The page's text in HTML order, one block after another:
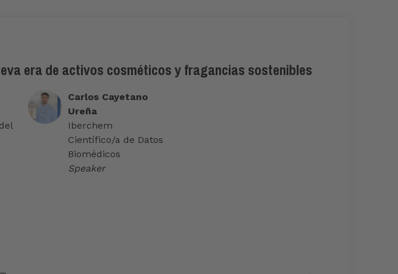
era de activos cosméticos y fragancias sostenibles
Carlos Cayetano
Ureña
Iberchem
Científico/a de Datos
Biomédicos
Speaker